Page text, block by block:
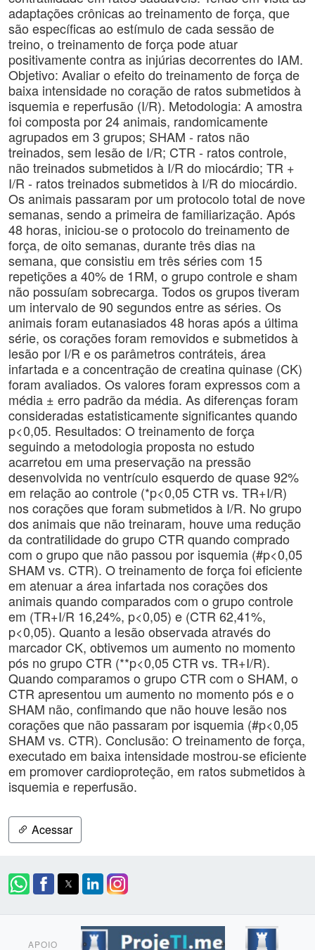
adaptações crônicas ao treinamento de força, que
são específicas ao estímulo de cada sessão de
treino, o treinamento de força pode atuar
positivamente contra as injúrias decorrentes do IAM.
Objetivo: Avaliar o efeito do treinamento de força de
baixa intensidade no coração de ratos submetidos à
isquemia e reperfusão (I/R). Metodologia: A amostra
foi composta por 24 animais, randomicamente
agrupados em 3 grupos; SHAM - ratos não
treinados, sem lesão de I/R; CTR - ratos controle,
não treinados submetidos à I/R do miocárdio; TR +
I/R - ratos treinados submetidos à I/R do miocárdio.
Os animais passaram por um protocolo total de nove
semanas, sendo a primeira de familiarização. Após
48 horas, iniciou-se o protocolo do treinamento de
força, de oito semanas, durante três dias na
semana, que consistiu em três séries com 15
repetições a 40% de 1RM, o grupo controle e sham
não possuíam sobrecarga. Todos os grupos tiveram
um intervalo de 90 segundos entre as séries. Os
animais foram eutanasiados 48 horas após a última
série, os corações foram removidos e submetidos à
lesão por I/R e os parâmetros contráteis, área
infartada e a concentração de creatina quinase (CK)
foram avaliados. Os valores foram expressos com a
média ± erro padrão da média. As diferenças foram
consideradas estatisticamente significantes quando
p<0,05. Resultados: O treinamento de força
seguindo a metodologia proposta no estudo
acarretou em uma preservação na pressão
desenvolvida no ventrículo esquerdo de quase 92%
em relação ao controle (*p<0,05 CTR vs. TR+I/R)
nos corações que foram submetidos à I/R. No grupo
dos animais que não treinaram, houve uma redução
da contratilidade do grupo CTR quando comprado
com o grupo que não passou por isquemia (#p<0,05
SHAM vs. CTR). O treinamento de força foi eficiente
em atenuar a área infartada nos corações dos
animais quando comparados com o grupo controle
em (TR+I/R 16,24%, p<0,05) e (CTR 62,41%,
p<0,05). Quanto a lesão observada através do
marcador CK, obtivemos um aumento no momento
pós no grupo CTR (**p<0,05 CTR vs. TR+I/R).
Quando comparamos o grupo CTR com o SHAM, o
CTR apresentou um aumento no momento pós e o
SHAM não, confimando que não houve lesão nos
corações que não passaram por isquemia (#p<0,05
SHAM vs. CTR). Conclusão: O treinamento de força,
executado em baixa intensidade mostrou-se eficiente
em promover cardioproteção, em ratos submetidos à
isquemia e reperfusão.
Acessar
APOIO